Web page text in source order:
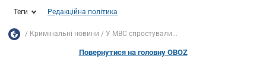
Теги Редакційна політика
Кримінальні новини У МВС спростували...
Повернутися на головну OBOZ